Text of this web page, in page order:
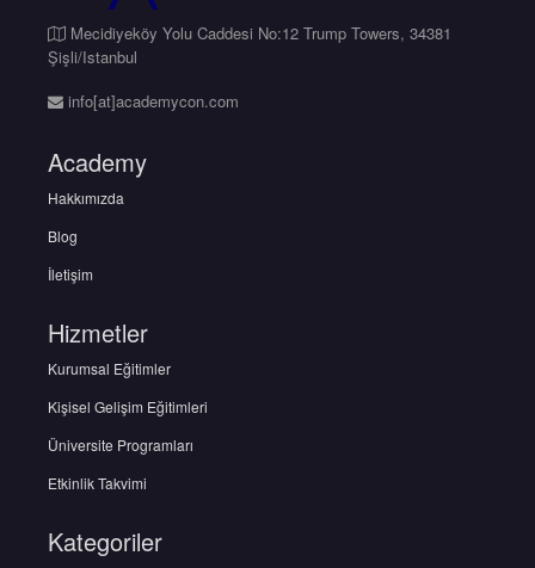
Mecidiyeköy Yolu Caddesi No:12 Trump Towers, 34381
Şişli/Istanbul
info[at]academycon.com
Academy
Hakkımızda
Blog
İletişim
Hizmetler
Kurumsal Eğitimler
Kişisel Gelişim Eğitimleri
Üniversite Programları
Etkinlik Takvimi
Kategoriler